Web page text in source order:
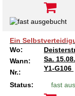
Ein
Wo:
Wann:
Sa.
Nr.:
Y1-G106
Status: fast